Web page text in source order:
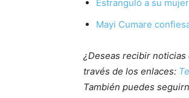
Estranguló a su
Mayi Cumare
¿Deseas recibir
través de los enlaces:
También puedes